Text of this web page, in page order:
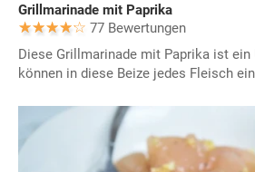
Grillmarinade mit Paprika
77 Bewertungen
Diese Grillmarinade mit Paprika ist ein
können in diese Beize jedes Fleisch